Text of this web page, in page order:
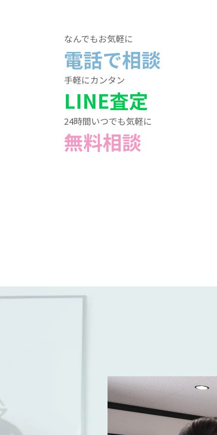
なんでもお気軽に
電話で相談
手軽にカンタン
LINE査定
24時間いつでも気軽に
無料相談